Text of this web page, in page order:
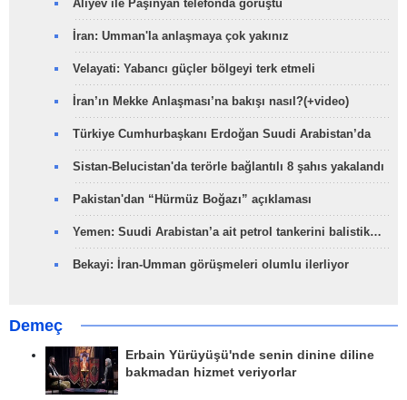
Aliyev ile Paşinyan telefonda görüştü
İran: Umman'la anlaşmaya çok yakınız
Velayati: Yabancı güçler bölgeyi terk etmeli
İran’ın Mekke Anlaşması’na bakışı nasıl?(+video)
Türkiye Cumhurbaşkanı Erdoğan Suudi Arabistan’da
Sistan-Belucistan'da terörle bağlantılı 8 şahıs yakalandı
Pakistan'dan “Hürmüz Boğazı” açıklaması
Yemen: Suudi Arabistan’a ait petrol tankerini balistik…
Bekayi: İran-Umman görüşmeleri olumlu ilerliyor
Demeç
Erbain Yürüyüşü'nde senin dinine diline
bakmadan hizmet veriyorlar